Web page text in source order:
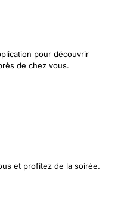
pour découvrir
de chez vous.
et profitez de la soirée.